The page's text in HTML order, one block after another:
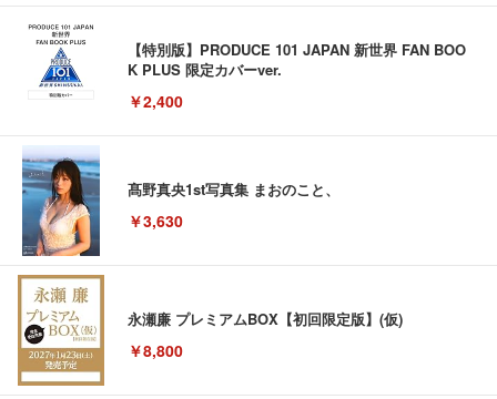
【特別版】PRODUCE 101 JAPAN 新世界 FAN BOO
K PLUS 限定カバーver.
￥2,400
髙野真央1st写真集 まおのこと、
￥3,630
永瀬廉 プレミアムBOX【初回限定版】(仮)
￥8,800